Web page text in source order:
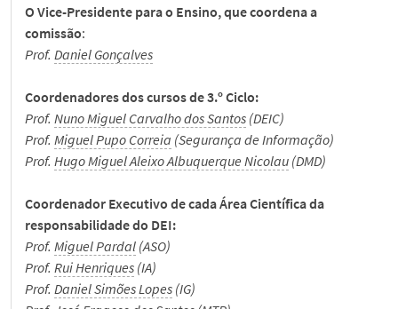
Passo a Palavra
Contactos
O Vice-Presidente para o Ensino, que coordena a
comissão:
Prof. Daniel Gonçalves
Coordenadores dos cursos de 3.º Ciclo:
Prof. Nuno Miguel Carvalho dos Santos (DEIC)
Prof. Miguel Pupo Correia (Segurança de Informação)
Prof. Hugo Miguel Aleixo Albuquerque Nicolau (DMD)
Coordenador Executivo de cada Área Científica da
responsabilidade do DEI:
Prof. Miguel Pardal (ASO)
Prof. Rui Henriques (IA)
Prof. Daniel Simões Lopes (IG)